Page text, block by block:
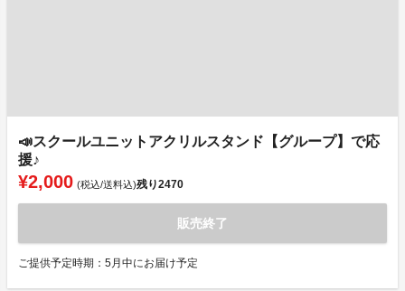
📣スクールユニットアクリルスタンド【グループ】で応
援♪
¥2,000 (税込/送料込)残り2470
販売終了
ご提供予定時期：5月中にお届け予定